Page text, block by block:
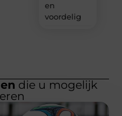
en
voordelig
die u mogelijk